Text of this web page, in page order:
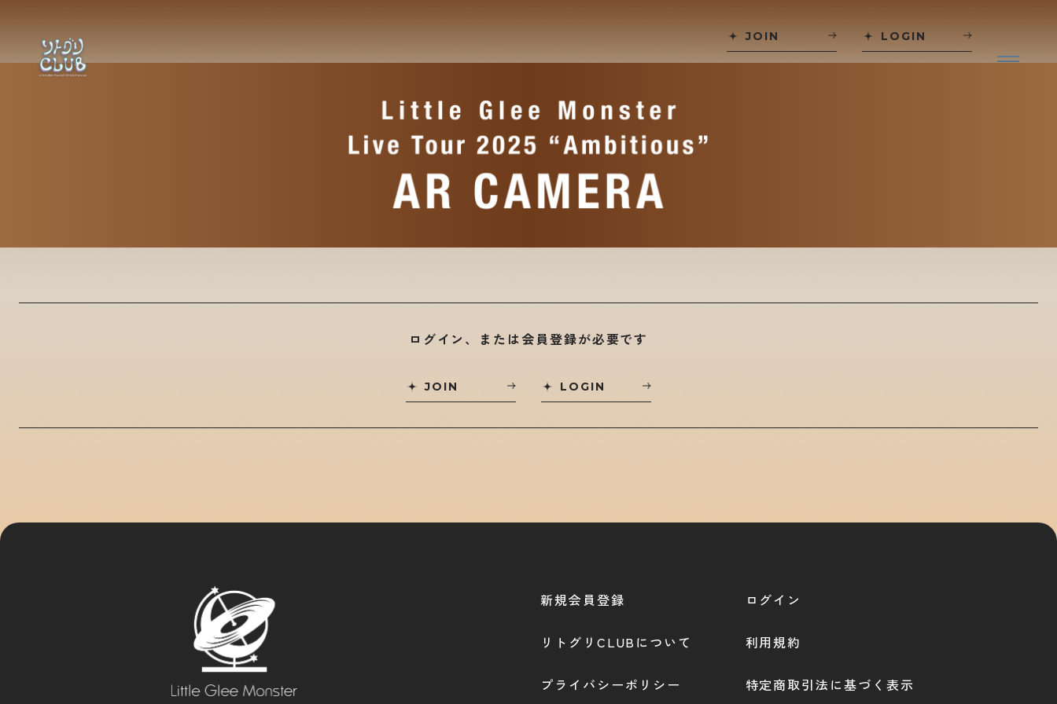
JOIN LOGIN
ログイン、または会員登録が必要です
JOIN LOGIN
新規会員登録 ログイン
リトグリCLUBについて 利用規約
プライバシーポリシー 特定商取引法に基づく表示